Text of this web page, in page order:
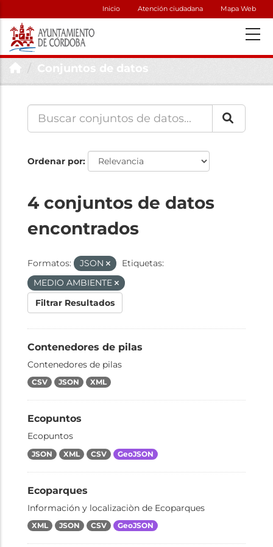
Inicio Atención ciudadana Mapa Web
Conjuntos de datos
Ordenar por
4 conjuntos de datos
encontrados
Formatos: JSON
Etiquetas:
MEDIO AMBIENTE
Filtrar Resultados
Contenedores de pilas
Contenedores de pilas
CSV JSON XML
Ecopuntos
Ecopuntos
JSON XML CSV GeoJSON
Ecoparques
Información y localizaciòn de Ecoparques
XML JSON CSV GeoJSON